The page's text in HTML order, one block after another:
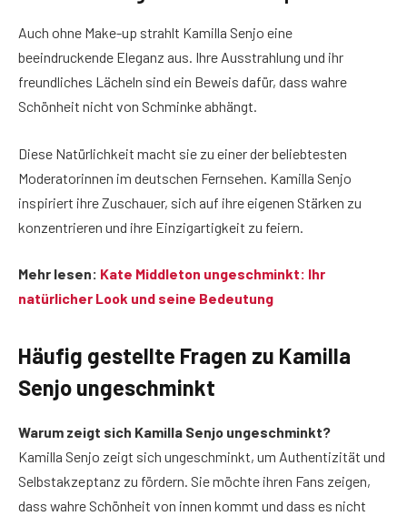
Auch ohne Make-up strahlt Kamilla Senjo eine
beeindruckende Eleganz aus. Ihre Ausstrahlung und ihr
freundliches Lächeln sind ein Beweis dafür, dass wahre
Schönheit nicht von Schminke abhängt.
Diese Natürlichkeit macht sie zu einer der beliebtesten
Moderatorinnen im deutschen Fernsehen. Kamilla Senjo
inspiriert ihre Zuschauer, sich auf ihre eigenen Stärken zu
konzentrieren und ihre Einzigartigkeit zu feiern.
Mehr lesen: Kate Middleton ungeschminkt: Ihr
natürlicher Look und seine Bedeutung
Häufig gestellte Fragen zu Kamilla
Senjo ungeschminkt
Warum zeigt sich Kamilla Senjo ungeschminkt?
Kamilla Senjo zeigt sich ungeschminkt, um Authentizität und
Selbstakzeptanz zu fördern. Sie möchte ihren Fans zeigen,
dass wahre Schönheit von innen kommt und dass es nicht